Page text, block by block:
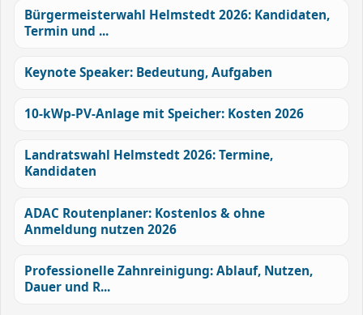
Bürgermeisterwahl Helmstedt 2026: Kandidaten,
Termin und ...
Keynote Speaker: Bedeutung, Aufgaben
10-kWp-PV-Anlage mit Speicher: Kosten 2026
Landratswahl Helmstedt 2026: Termine,
Kandidaten
ADAC Routenplaner: Kostenlos & ohne
Anmeldung nutzen 2026
Professionelle Zahnreinigung: Ablauf, Nutzen,
Dauer und R...